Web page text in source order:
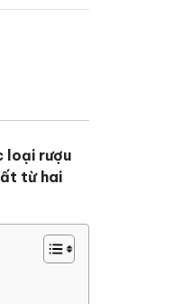
loại rượu
từ hai